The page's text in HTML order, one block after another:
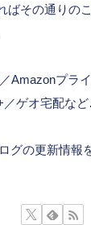
ばその通りの
。
Amazonプラ
／ゲオ宅配な
グの更新情報